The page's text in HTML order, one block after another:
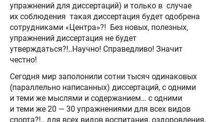
упражнений для диссертаций) и только в случае
их соблюдения такая диссертация будет одобрена
сотрудниками «Центра»?! Без новых, полезных,
упражнений диссертация не будет
утверждаться?!..Научно! Справедливо! Значит
честно!
Сегодня мир заполонили сотни тысяч одинаковых
(параллельно написанных) диссертаций, с одними
и теми же мыслями и содержанием… с одними
и теми же 20 — 30 упражнениями для всех видов
спорта?!.. для всех видов воспитания, оздоровления,